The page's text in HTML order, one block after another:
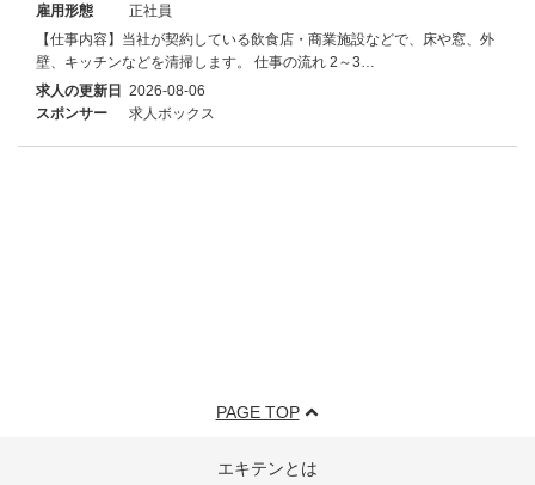
雇用形態
正社員
【仕事内容】当社が契約している飲食店・商業施設などで、床や窓、外
壁、キッチンなどを清掃します。 仕事の流れ 2～3…
求人の更新日 2026-08-06
スポンサー
求人ボックス
PAGE TOP
エキテンとは